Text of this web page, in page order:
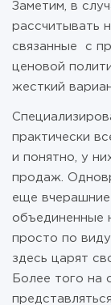
Заметим, в
рассчитывать
связанные с
ценовой
жесткий
практически
и понятно, у
продаж.
еще
объединенные
просто по
здесь царят
Более того на